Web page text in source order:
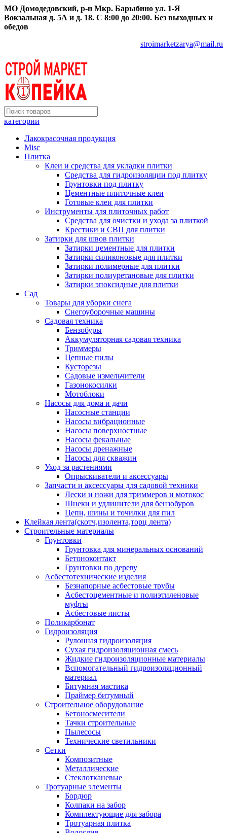
МО Домодедовский, р-н Мкр. Барыбино ул. 1-Я
Вокзальная д. 5А и д. 18. С 8:00 до 20:00. Без выходных и
обедов
stroimarketzarya@mail.ru
категории
Лакокрасочная продукция
Misc
Плитка
Клеи и средства для укладки плитки
Средства для гидроизоляции под плитку
Грунтовки под плитку
Цементные плиточные клеи
Готовые клеи для плитки
Инструменты для плиточных работ
Средства для очистки и ухода за плиткой
Крестики и СВП для плитки
Затирки для швов плитки
Затирки цементные для плитки
Затирки силиконовые для плитки
Затирки полимерные для плитки
Затирки полиуретановые для плитки
Затирки эпоксидные для плитки
Сад
Товары для уборки снега
Снегоуборочные машины
Садовая техника
Бензобуры
Аккумуляторная садовая техника
Триммеры
Цепные пилы
Кусторезы
Садовые измельчители
Газонокосилки
Мотоблоки
Насосы для дома и дачи
Насосные станции
Насосы вибрационные
Насосы поверхностные
Насосы фекальные
Насосы дренажные
Насосы для скважин
Уход за растениями
Опрыскиватели и аксессуары
Запчасти и аксессуары для садовой техники
Лески и ножи для триммеров и мотокос
Шнеки и удлинители для бензобуров
Цепи, шины и точилки для пил
Клейкая лента(скотч,изолента,торц лента)
Строительные материалы
Грунтовки
Грунтовка для минеральных оснований
Бетоноконтакт
Грунтовки по дереву
Асбестотехнические изделия
Безнапорные асбестовые трубы
Асбестоцементные и полиэтиленовые
муфты
Асбестовые листы
Поликарбонат
Гидроизоляция
Рулонная гидроизоляция
Сухая гидроизоляционная смесь
Жидкие гидроизоляционные материалы
Вспомогательный гидроизоляционный
материал
Битумная мастика
Праймер битумный
Строительное оборудование
Бетоносмесители
Тачки строительные
Пылесосы
Технические светильники
Сетки
Композитные
Металлические
Стеклотканевые
Тротуарные элементы
Бордюр
Колпаки на забор
Комплектующие для забора
Тротуарная плитка